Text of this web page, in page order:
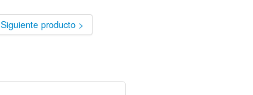
Siguiente producto >